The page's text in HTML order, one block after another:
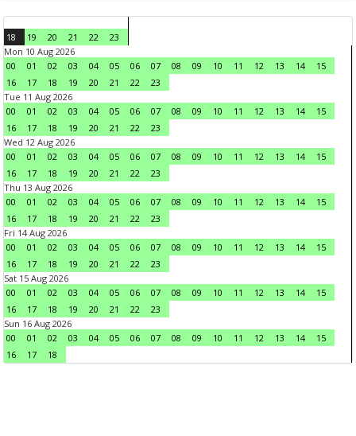
18 19 20 21 22
23
Mon 10 Aug 2026
00
01 02 03 04 05 06 07 08 09 10 11 12 13 14
15
16
17 18 19 20 21 22
23
Tue 11 Aug 2026
00
01 02 03 04 05 06 07 08 09 10 11 12 13 14
15
16
17 18 19 20 21 22
23
Wed 12 Aug 2026
00
01 02 03 04 05 06 07 08 09 10 11 12 13 14
15
16
17 18 19 20 21 22
23
Thu 13 Aug 2026
00
01 02 03 04 05 06 07 08 09 10 11 12 13 14
15
16
17 18 19 20 21 22
23
Fri 14 Aug 2026
00
01 02 03 04 05 06 07 08 09 10 11 12 13 14
15
16
17 18 19 20 21 22
23
Sat 15 Aug 2026
00
01 02 03 04 05 06 07 08 09 10 11 12 13 14
15
16
17 18 19 20 21 22
23
Sun 16 Aug 2026
00
01 02 03 04 05 06 07 08 09 10 11 12 13 14
15
16
17 18